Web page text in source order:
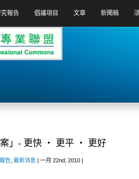
報告 倡議項目 文章 新聞稿
案」- 更快 ‧ 更平 ‧ 更好
告 最新消息 | 一月 22nd, 2010 |